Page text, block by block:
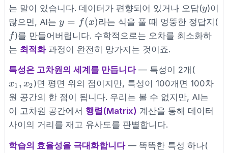
는 말이 있습니다. 데이터가 편향되어 있거나 오답(y
y)이
많으면, AI는 y =
f(x)
y = f (x)라는 식을 풀 때 엉뚱한 정답지(
f)를 만들어버립니다. 수학적으로는 오차를 최소화하
는 최적화과정이 완전히 망가지는 것이죠.
특성은 고차원의 세계를 만듭니다— 특성이 2개(x_1,
x_2
x1 , x2)면 평면 위의 점이지만, 특성이 100개면 100차
원 공간의 한 점이 됩니다. 우리는 볼 수 없지만, AI는
이 고차원 공간에서 행렬(Matrix) 계산을 통해 데이터
사이의 거리를 재고 유사도를 판별합니다.
학습의 효율성을 극대화합니다— 똑똑한 특성 하나(